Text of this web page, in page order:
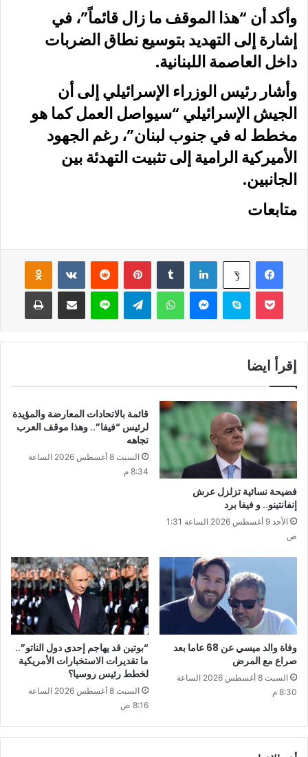
وأكد أن “هذا الموقف ما زال قائماً”، في
إشارة إلى التهديد بتوسيع نطاق الضربات
داخل العاصمة اللبنانية.
وأشار رئيس الوزراء الإسرائيلي إلى أن
الجيش الإسرائيلي “سيواصل العمل كما هو
مخطط له في جنوب لبنان”، رغم الجهود
الأميركية الرامية إلى تثبيت التهدئة بين
الجانبين.
متابعات
فيسبوك ‫X لينكدإن بينتيريست
سكايب واتساب لاين
إقرأ ايضا
فضيحة نسائية تزلزل عرش
إنفانتينو.. و فيفا برد
الأحد 9 أغسطس 2026 الساعة 1:31
ص
قائمة بالاتحادات المعارضة والمؤيدة
لرئيس “فيفا”.. وهذا موقف العرب
تجاهه
السبت 8 أغسطس 2026 الساعة
8:34 م
وفاة والد ميسي عن 68 عاما بعد
صراع مع المرض
السبت 8 أغسطس 2026 الساعة
8:30 م
“بوتين قد يهاجم إحدى دول الناتو”..
ما تقديرات الاستخبارات الأمريكية
لخطط رئيس روسيا؟
السبت 8 أغسطس 2026 الساعة
8:16 ص